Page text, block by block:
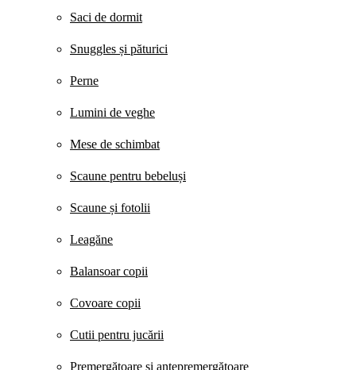
Saci de dormit
Snuggles și păturici
Perne
Lumini de veghe
Mese de schimbat
Scaune pentru bebeluși
Scaune și fotolii
Leagăne
Balansoar copii
Covoare copii
Cutii pentru jucării
Premergătoare și antepremergătoare